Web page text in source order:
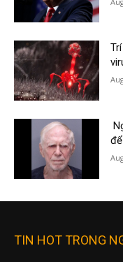
TIN HOT TRONG